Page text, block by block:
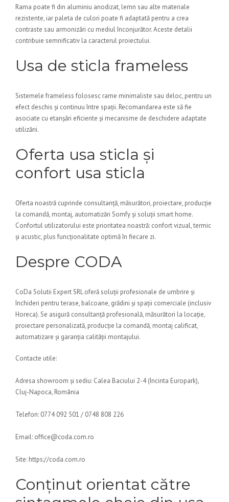
Rama poate fi din aluminiu anodizat, lemn sau alte materiale
rezistente, iar paleta de culori poate fi adaptată pentru a crea
contraste sau armonizări cu mediul înconjurător. Aceste detalii
contribuie semnificativ la caracterul proiectului.
Usa de sticla frameless
Sistemele frameless folosesc rame minimaliste sau deloc, pentru un
efect deschis și continuu între spații. Recomandarea este să fie
asociate cu etanșări eficiente și mecanisme de deschidere adaptate
utilizării.
Oferta usa sticla și
confort usa sticla
Oferta noastră cuprinde consultanță, măsurători, proiectare, producție
la comandă, montaj, automatizări Somfy și soluții smart home.
Confortul utilizatorului este prioritatea noastră: confort vizual, termic
și acustic, plus funcționalitate optimă în fiecare zi.
Despre CODA
CoDa Solutii Expert SRL oferă soluții profesionale de umbrire și
închideri pentru terase, balcoane, grădini și spații comerciale (inclusiv
Horeca). Se asigură consultanță profesională, măsurători la locație,
proiectare personalizată, producție la comandă, montaj calificat,
automatizare și garanția calității montajului.
Contacte utile:
Adresa showroom și sediu: Calea Baciului 2-4 (Incinta Europark),
Cluj-Napoca, România
Telefon: 0774 092 501 / 0748 808 226
Email: office@coda.com.ro
Site: https://coda.com.ro
Conținut orientat către